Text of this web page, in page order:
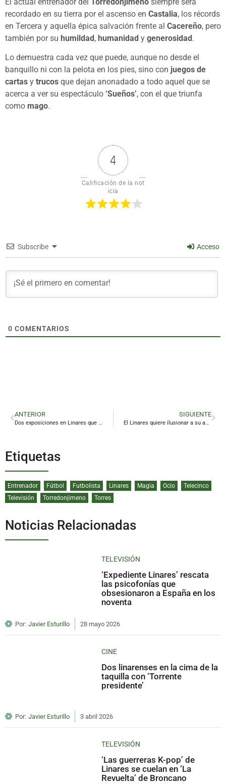
recordado en su tierra por el ascenso en Castalia, los récords
en Tercera y aquella épica salvación frente al Cacereño, pero
también por su humildad, humanidad y generosidad.
Lo demuestra cada vez que puede, aunque no desde el
banquillo ni con la pelota en los pies, sino con juegos de
cartas y trucos que dejan anonadado a todo aquel que se
acerca a ver su espectáculo ‘Sueños’, con el que triunfa
como mago.
4
Calificación de la not
icia
Subscribe Acceso
0 COMENTARIOS
ANTERIOR
Dos exposiciones en Linares que están dando de qué hablar
SIGUIENTE
El Linares quiere ilusionar a su afición
Etiquetas
Entrenador Fútbol Futbolista Linares Magia Ocio
Telecinco
Televisión
Torredonjimeno Torres
Noticias Relacionadas
TELEVISIÓN
‘Expediente Linares’ rescata
las psicofonías que
obsesionaron a España en los
noventa
Por: Javier Esturillo 28 mayo 2026
CINE
Dos linarenses en la cima de la
taquilla con ‘Torrente
presidente’
Por: Javier Esturillo 3 abril 2026
TELEVISIÓN
‘Las guerreras K-pop’ de
Linares se cuelan en ‘La
Revuelta’ de Broncano